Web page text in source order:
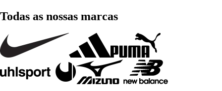
Todas as nossas marcas